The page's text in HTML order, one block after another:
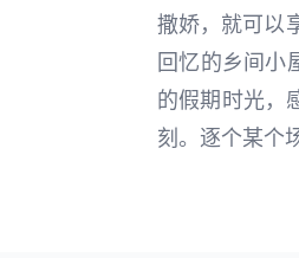
撒娇，就可以
回忆的乡间小
的假期时光，
刻。逐个某个